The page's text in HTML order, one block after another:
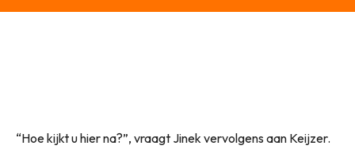
“Hoe kijkt u hier na?”, vraagt Jinek vervolgens aan Keijzer.